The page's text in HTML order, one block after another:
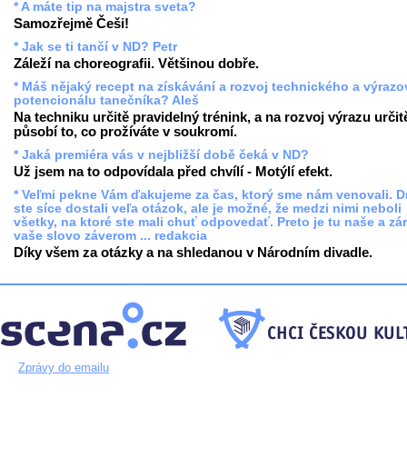
* A máte tip na majstra sveta?
Samozřejmě Češi!
* Jak se ti tančí v ND? Petr
Záleží na choreografii. Většinou dobře.
* Máš nějaký recept na získávání a rozvoj technického a
potencionálu tanečníka? Aleš
Na techniku určitě pravidelný trénink, a na rozvoj výrazu
působí to, co prožíváte v soukromí.
* Jaká premiéra vás v nejbližší době čeká v ND?
Už jsem na to odpovídala před chvílí - Motýlí efekt.
* Veľmi pekne Vám ďakujeme za čas, ktorý sme nám venovali.
ste síce dostali veľa otázok, ale je možné, že medzi nimi neboli
všetky, na ktoré ste mali chuť odpovedať. Preto je tu naše a
vaše slovo záverom ... redakcia
Díky všem za otázky a na shledanou v Národním divadle.
Zprávy do emailu